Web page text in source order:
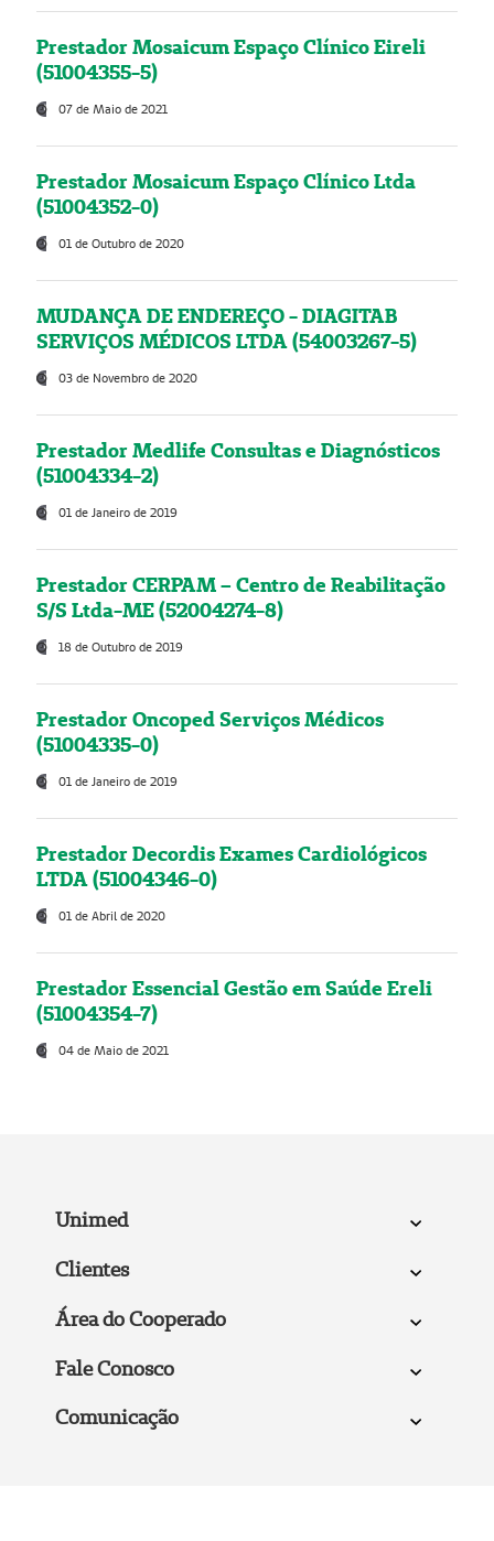
Prestador Mosaicum Espaço Clínico Eireli
(51004355-5)
07 de Maio de 2021
Prestador Mosaicum Espaço Clínico Ltda
(51004352-0)
01 de Outubro de 2020
MUDANÇA DE ENDEREÇO - DIAGITAB
SERVIÇOS MÉDICOS LTDA (54003267-5)
03 de Novembro de 2020
Prestador Medlife Consultas e Diagnósticos
(51004334-2)
01 de Janeiro de 2019
Prestador CERPAM – Centro de Reabilitação
S/S Ltda-ME (52004274-8)
18 de Outubro de 2019
Prestador Oncoped Serviços Médicos
(51004335-0)
01 de Janeiro de 2019
Prestador Decordis Exames Cardiológicos
LTDA (51004346-0)
01 de Abril de 2020
Prestador Essencial Gestão em Saúde Ereli
(51004354-7)
04 de Maio de 2021
Unimed
Clientes
Área do Cooperado
Fale Conosco
Comunicação